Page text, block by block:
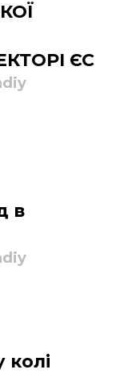
ЄС
в
колі